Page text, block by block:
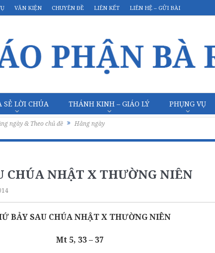
VĂN KIỆN CHUYÊN ĐỀ LIÊN KẾT LIÊN HỆ – GỬI BÀI
SẺ LỜI CHÚA THÁNH KINH – GIÁO LÝ PHỤNG VỤ
ngày & Theo chủ đề Hằng ngày
CHÚA NHẬT X THƯỜNG NIÊN
BẢY SAU CHÚA NHẬT X THƯỜNG NIÊN
Mt 5, 33 – 37